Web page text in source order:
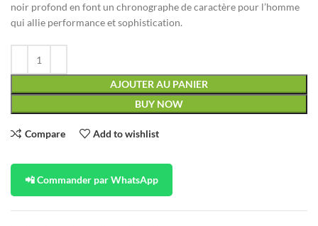
noir profond en font un chronographe de caractère pour l’homme
qui allie performance et sophistication.
AJOUTER AU PANIER
BUY NOW
Compare Add to wishlist
📲 Commander par WhatsApp